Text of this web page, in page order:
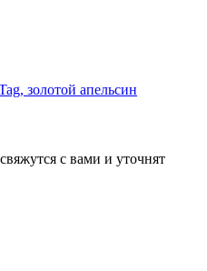
золотой апельсин
с вами и уточнят